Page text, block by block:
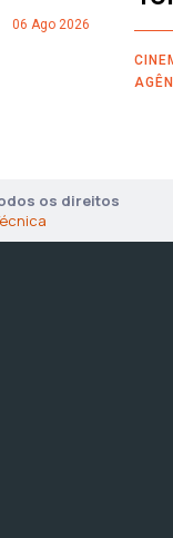
06 Ago 2026
os direitos